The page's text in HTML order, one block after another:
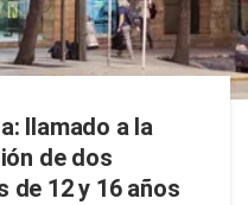
llamado a la
de dos
de 12 y 16 años